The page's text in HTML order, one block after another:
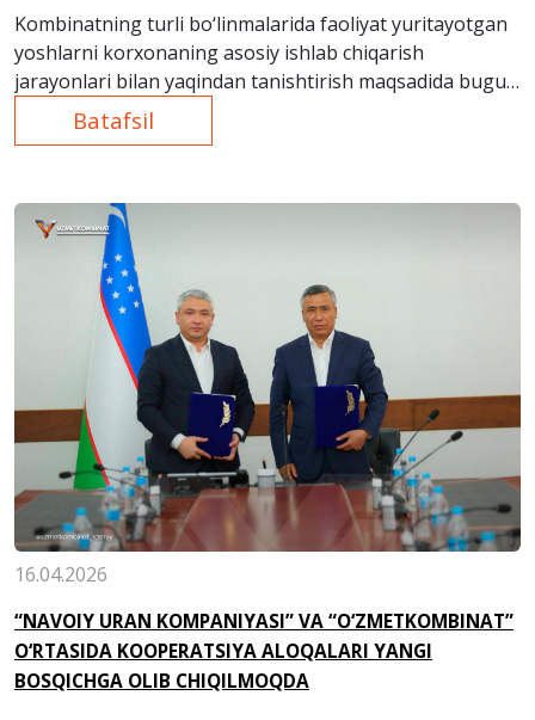
Kombinatning turli bo‘linmalarida faoliyat yuritayotgan
yoshlarni korxonaning asosiy ishlab chiqarish
jarayonlari bilan yaqindan tanishtirish maqsadida bugun
Elektrda po‘lat eritish bo‘linmasida amaliy tanishuv
tashkil etildi.
Batafsil
16.04.2026
“NAVOIY URAN KOMPANIYASI” VA “O‘ZMETKOMBINAT”
O‘RTASIDA KOOPERATSIYA ALOQALARI YANGI
BOSQICHGA OLIB CHIQILMOQDA